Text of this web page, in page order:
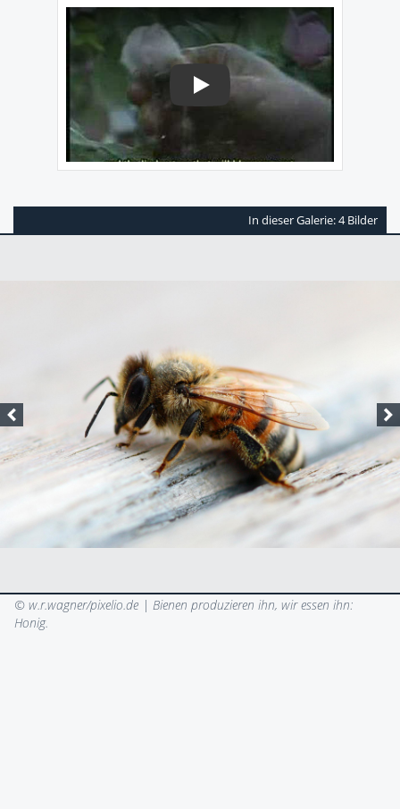
Play
In dieser Galerie: 4 Bilder
© w.r.wagner/pixelio.de | Bienen produzieren ihn, wir essen ihn:
Honig.